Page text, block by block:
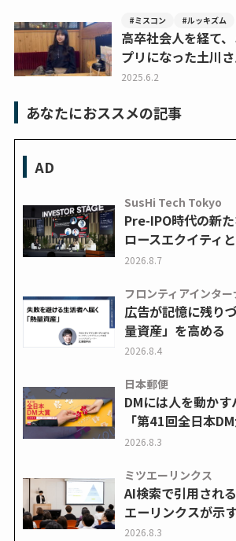
#ミスコン #ルッキズム
高卒社会人を経て
プリになった土川
2025.6.2
あなたにおススメの記事
AD
SusHi Tech Tokyo
Pre-IPO時代の新
ロースエクイティ
2026.8.7
フロンティアインタ
広告が記憶に残り
量資産」を高める
2026.8.4
日本郵便
DMには人を動かす
「第41回全日本
2026.8.3
ミツエーリンクス
AI検索で引用され
エーリンクスが示
2026.8.3